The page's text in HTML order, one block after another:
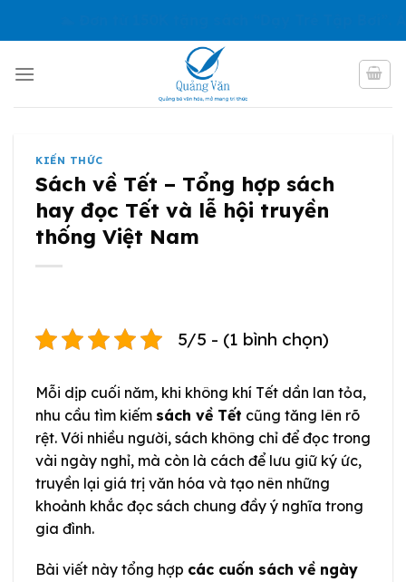
KIẾN THỨC
Sách về Tết – Tổng hợp sách
hay đọc Tết và lễ hội truyền
thống Việt Nam
5/5 - (1 bình chọn)
Mỗi dịp cuối năm, khi không khí Tết dần lan tỏa,
nhu cầu tìm kiếm sách về Tết cũng tăng lên rõ
rệt. Với nhiều người, sách không chỉ để đọc trong
vài ngày nghỉ, mà còn là cách để lưu giữ ký ức,
truyền lại giá trị văn hóa và tạo nên những
khoảnh khắc đọc sách chung đầy ý nghĩa trong
gia đình.
Bài viết này tổng hợp các cuốn sách về ngày